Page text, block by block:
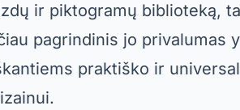
ir piktogramų biblioteką,
pagrindinis jo privalumas
praktiško ir